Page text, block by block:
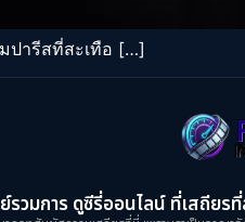
ปารีสที่สะเทือ […]
รวมการ ดูซีรี่ออนไลน์ ที่เสถียร